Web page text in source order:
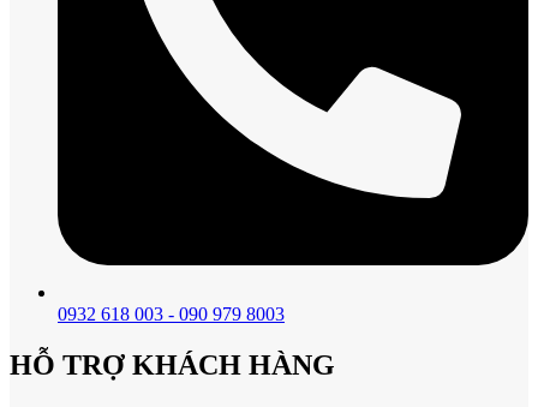
0932 618 003 - 090 979 8003
HỖ TRỢ KHÁCH HÀNG